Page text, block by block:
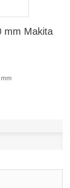
mm Makita